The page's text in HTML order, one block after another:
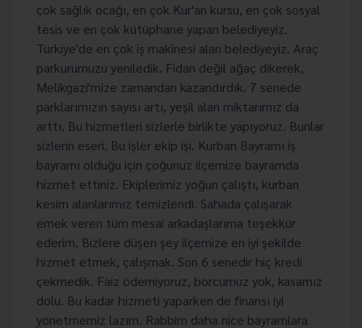
çok sağlık ocağı, en çok Kur'an kursu, en çok sosyal
tesis ve en çok kütüphane yapan belediyeyiz.
Türkiye'de en çok iş makinesi alan belediyeyiz. Araç
parkurumuzu yeniledik. Fidan değil ağaç dikerek,
Melikgazi'mize zamandan kazandırdık. 7 senede
parklarımızın sayısı artı, yeşil alan miktarımız da
arttı. Bu hizmetleri sizlerle birlikte yapıyoruz. Bunlar
sizlerin eseri. Bu işler ekip işi. Kurban Bayramı iş
bayramı olduğu için çoğunuz ilçemize bayramda
hizmet ettiniz. Ekiplerimiz yoğun çalıştı, kurban
kesim alanlarımız temizlendi. Sahada çalışarak
emek veren tüm mesai arkadaşlarıma teşekkür
ederim. Bizlere düşen şey ilçemize en iyi şekilde
hizmet etmek, çalışmak. Son 6 senedir hiç kredi
çekmedik. Faiz ödemiyoruz, borcumuz yok, kasamız
dolu. Bu kadar hizmeti yaparken de finansı iyi
yönetmemiz lazım. Rabbim daha nice bayramlara